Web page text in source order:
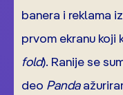
banera i reklama
prvom ekranu koji
fold). Ranije se
deo Panda